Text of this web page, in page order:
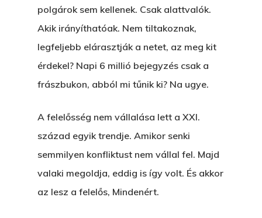
polgárok sem kellenek. Csak alattvalók.
Akik irányíthatóak. Nem tiltakoznak,
legfeljebb elárasztják a netet, az meg kit
érdekel? Napi 6 millió bejegyzés csak a
frászbukon, abból mi tűnik ki? Na ugye.
A felelősség nem vállalása lett a XXI.
század egyik trendje. Amikor senki
semmilyen konfliktust nem vállal fel. Majd
valaki megoldja, eddig is így volt. És akkor
az lesz a felelős, Mindenért.